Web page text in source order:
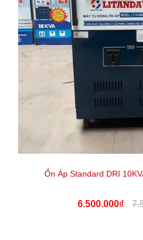
Ổn Áp Standard DRI
6.500.000₫